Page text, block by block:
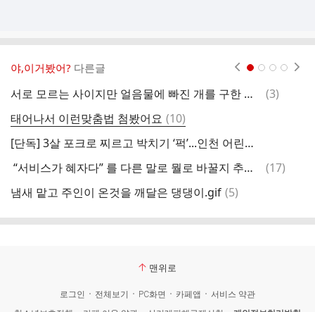
야,이거봤어? 다른글
서로 모르는 사이지만 얼음물에 빠진 개를 구한 남자를 돕기 위해 모여드는 사람들
댓
글
(3)
태어나서 이런맞춤법 첨봤어요 댓
글
(10)
[단독] 3살 포크로 찌르고 박치기 ‘퍽’...인천 어린이집 학대 의혹
“서비스가 혜자다” 를 다른 말로 뭘로 바꿀지 추천좀
댓
글
(17)
냄새 맡고 주인이 온것을 깨달은 댕댕이.gif 댓
글
(5)
맨위로
로그인 전체보기 PC화면 카페앱
서비스 약관